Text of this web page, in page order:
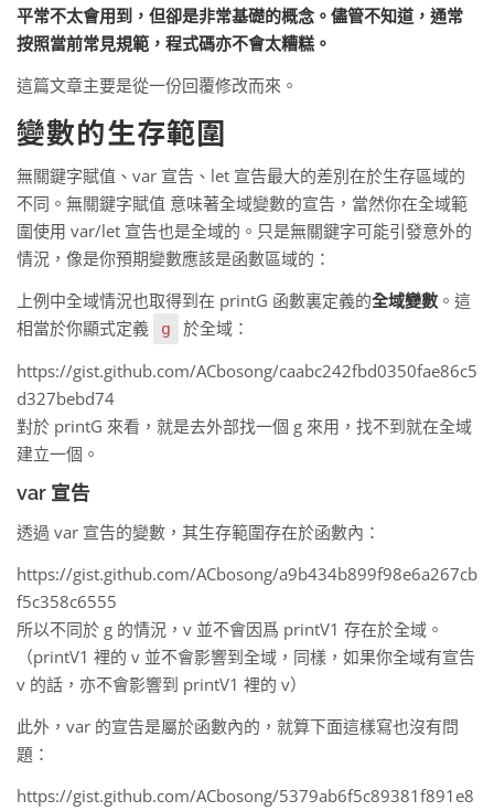
平常不太會用到，但卻是非常基礎的概念。儘管不知道，通常
按照當前常見規範，程式碼亦不會太糟糕。
這篇文章主要是從一份回覆修改而來。
變數的生存範圍
無關鍵字賦值、var 宣告、let 宣告最大的差別在於生存區域的
不同。無關鍵字賦值 意味著全域變數的宣告，當然你在全域範
圍使用 var/let 宣告也是全域的。只是無關鍵字可能引發意外的
情況，像是你預期變數應該是函數區域的：
上例中全域情況也取得到在 printG 函數裏定義的全域變數 。這
相當於你顯式定義
g
於全域：
https://gist.github.com/ACbosong/caabc242fbd0350fae86c5
d327bebd74
對於 printG 來看，就是去外部找一個 g 來用，找不到就在全域
建立一個。
var 宣告
透過 var 宣告的變數，其生存範圍存在於函數內：
https://gist.github.com/ACbosong/a9b434b899f98e6a267cb
f5c358c6555
所以不同於 g 的情況，v 並不會因爲 printV1 存在於全域。
（printV1 裡的 v 並不會影響到全域，同樣，如果你全域有宣告
v 的話，亦不會影響到 printV1 裡的 v）
此外，var 的宣告是屬於函數內的，就算下面這樣寫也沒有問
題：
https://gist.github.com/ACbosong/5379ab6f5c89381f891e8